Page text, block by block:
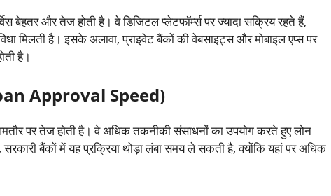
बेहतर और तेज होती है। वे डिजिटल प्लेटफॉर्म्स पर ज्यादा सक्रिय रहते हैं,
मिलती है। इसके अलावा, प्राइवेट बैंकों की वेबसाइट्स और मोबाइल एप्स पर
है।
Approval Speed)
पर तेज होती है। वे अधिक तकनीकी संसाधनों का उपयोग करते हुए लोन
बैंकों में यह प्रक्रिया थोड़ा लंबा समय ले सकती है, क्योंकि यहां पर अधिक